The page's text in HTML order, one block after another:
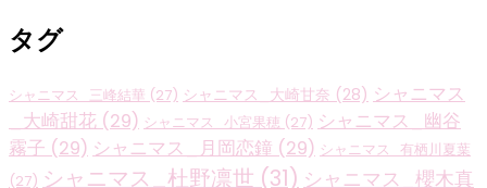
タグ
シャニマス_三峰結華 (27) シャニマス_大崎甘奈 (28) シャニマス
_大崎甜花 (29) シャニマス_小宮果穂 (27) シャニマス_幽谷
霧子 (29) シャニマス_月岡恋鐘 (29) シャニマス_有栖川夏葉
(27) シャニマス_杜野凛世 (31) シャニマス_櫻木真